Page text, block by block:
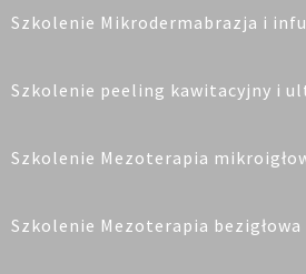
Szkolenie Mikrodermabrazja i
Szkolenie peeling kawitacyjny i
Szkolenie Mezoterapia
Szkolenie Mezoterapia bezigłowa